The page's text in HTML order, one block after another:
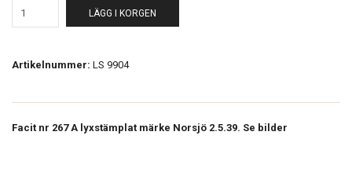
LÄGG I KORGEN
Artikelnummer: LS 9904
Facit nr 267 A lyxstämplat märke Norsjö 2.5.39. Se bilder